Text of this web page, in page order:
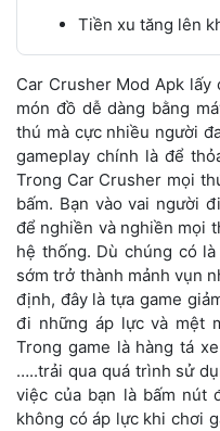
Tiền xu tăng lên
Car Crusher Mod Apk
món đồ dễ dàng bằng
thú mà cực nhiều người
gameplay chính là để
Trong Car Crusher mọi
bấm. Bạn vào vai người
để nghiền và nghiền mọi
hệ thống. Dù chúng có
sớm trở thành mảnh vụn
định, đây là tựa game
đi những áp lực và mệt
Trong game là hàng tá
…..trải qua quá trình sử
việc của bạn là bấm nút
không có áp lực khi chơi